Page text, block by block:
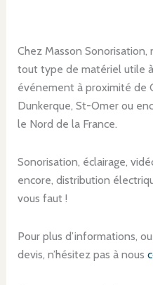
Chez Masson
tout type de matériel utile
événement à proximité de
Dunkerque, St-Omer ou
le Nord de la France.
Sonorisation, éclairage,
encore, distribution
vous faut !
Pour plus d’informations,
devis, n’hésitez pas à nous